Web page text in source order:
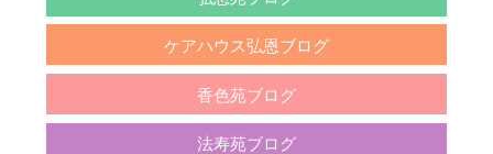
ケアハウス弘恩ブログ
香色苑ブログ
法寿苑ブログ